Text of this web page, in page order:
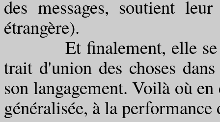
des messages, soutient
étrangère).
Et finalement, elle se
trait d'union des choses
son langagement. Voilà où
généralisée, à la performance